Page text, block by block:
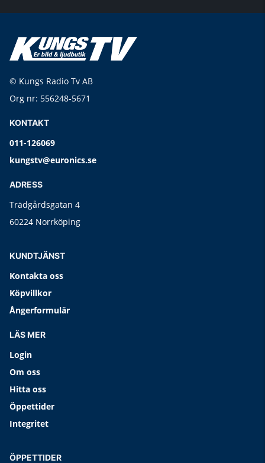
© Kungs Radio Tv AB
Org nr: 556248-5671
KONTAKT
011-126069
kungstv@euronics.se
ADRESS
Trädgårdsgatan 4
60224 Norrköping
KUNDTJÄNST
Kontakta oss
Köpvillkor
Ångerformulär
LÄS MER
Login
Om oss
Hitta oss
Öppettider
Integritet
ÖPPETTIDER